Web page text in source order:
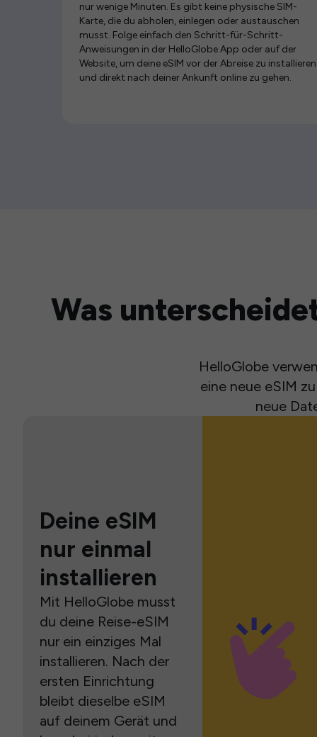
nur wenige Minuten. Es gibt keine physische SIM-
Karte, die du abholen, einlegen oder austauschen
musst. Folge einfach den Schritt-für-Schritt-
Anweisungen in der HelloGlobe App oder auf der
Website, um deine eSIM vor der Abreise zu installieren
und direkt nach deiner Ankunft online zu gehen.
Was
HelloGlobe
eine neue eSIM
neue
Deine eSIM
nur einmal
installieren
Mit HelloGlobe musst
du deine Reise-eSIM
nur ein einziges Mal
installieren. Nach der
ersten Einrichtung
bleibt dieselbe eSIM
auf deinem Gerät und